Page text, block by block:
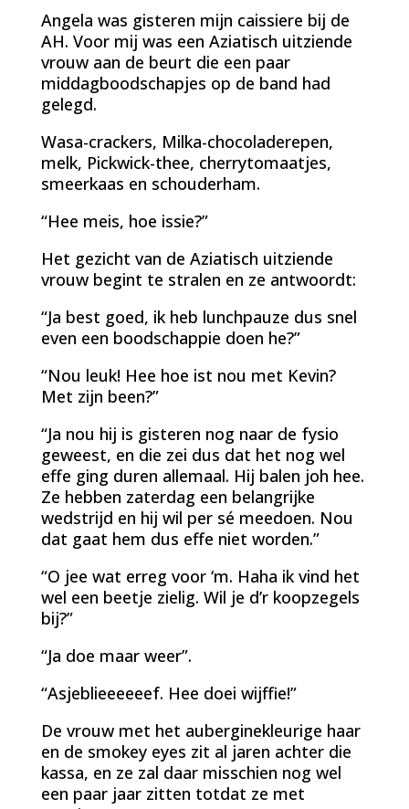
Angela was gisteren mijn caissiere bij de
AH. Voor mij was een Aziatisch uitziende
vrouw aan de beurt die een paar
middagboodschapjes op de band had
gelegd.
Wasa-crackers, Milka-chocoladerepen,
melk, Pickwick-thee, cherrytomaatjes,
smeerkaas en schouderham.
“Hee meis, hoe issie?”
Het gezicht van de Aziatisch uitziende
vrouw begint te stralen en ze antwoordt:
“Ja best goed, ik heb lunchpauze dus snel
even een boodschappie doen he?”
“Nou leuk! Hee hoe ist nou met Kevin?
Met zijn been?”
“Ja nou hij is gisteren nog naar de fysio
geweest, en die zei dus dat het nog wel
effe ging duren allemaal. Hij balen joh hee.
Ze hebben zaterdag een belangrijke
wedstrijd en hij wil per sé meedoen. Nou
dat gaat hem dus effe niet worden.”
“O jee wat erreg voor ‘m. Haha ik vind het
wel een beetje zielig. Wil je d’r koopzegels
bij?”
“Ja doe maar weer”.
“Asjeblieeeeeef. Hee doei wijffie!”
De vrouw met het auberginekleurige haar
en de smokey eyes zit al jaren achter die
kassa, en ze zal daar misschien nog wel
een paar jaar zitten totdat ze met